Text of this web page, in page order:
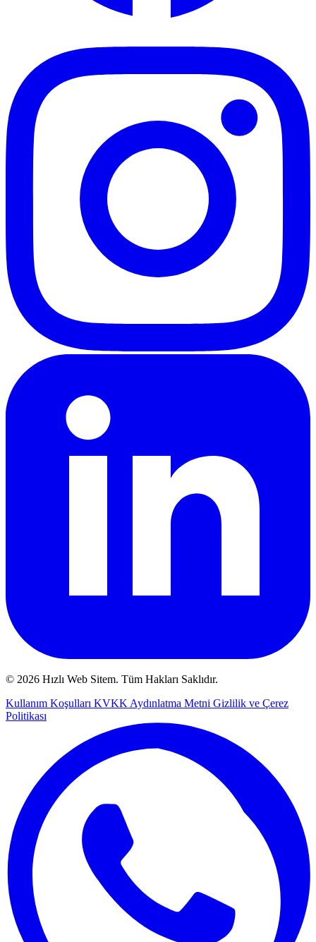
© 2026 Hızlı Web Sitem. Tüm Hakları Saklıdır.
Kullanım Koşulları KVKK Aydınlatma Metni Gizlilik ve Çerez
Politikası